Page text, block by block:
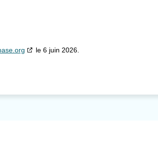
le 6 juin 2026.